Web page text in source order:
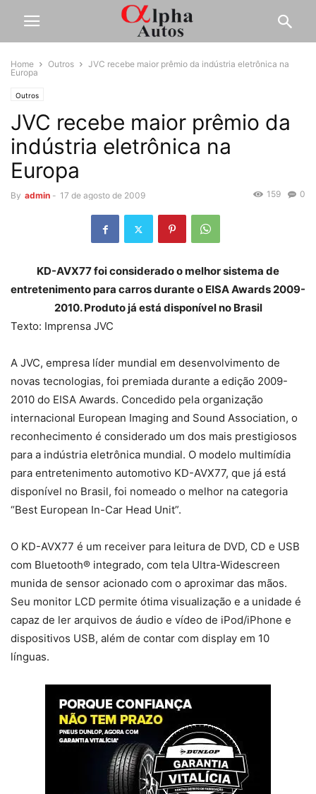
Home Outros
JVC recebe maior prêmio da indústria eletrônica na
Europa
Outros
JVC recebe maior prêmio da
indústria eletrônica na
Europa
By admin - 17 de agosto de 2009 0
159
KD-AVX77 foi considerado o melhor sistema de
entretenimento para carros durante o EISA Awards 2009-
2010. Produto já está disponível no Brasil
Texto: Imprensa JVC
A JVC, empresa líder mundial em desenvolvimento de
novas tecnologias, foi premiada durante a edição 2009-
2010 do EISA Awards. Concedido pela organização
internacional European Imaging and Sound Association, o
reconhecimento é considerado um dos mais prestigiosos
para a indústria eletrônica mundial. O modelo multimídia
para entretenimento automotivo KD-AVX77, que já está
disponível no Brasil, foi nomeado o melhor na categoria
“Best European In-Car Head Unit”.
O KD-AVX77 é um receiver para leitura de DVD, CD e USB
com Bluetooth® integrado, com tela Ultra-Widescreen
munida de sensor acionado com o aproximar das mãos.
Seu monitor LCD permite ótima visualização e a unidade é
capaz de ler arquivos de áudio e vídeo de iPod/iPhone e
dispositivos USB, além de contar com display em 10
línguas.